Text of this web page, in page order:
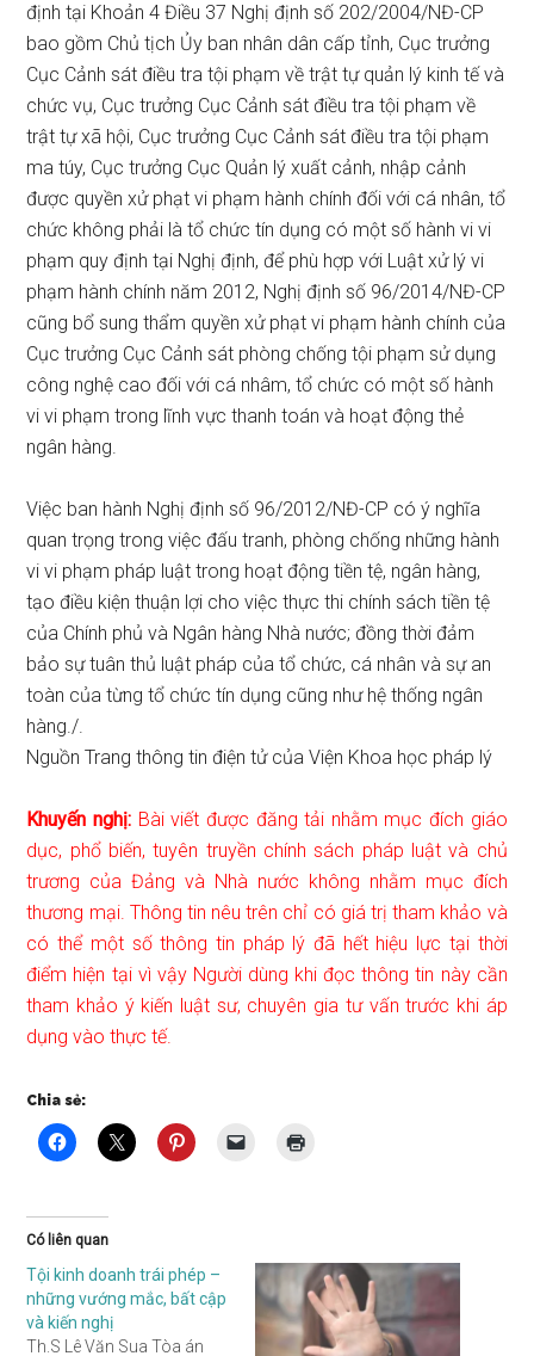
định tại Khoản 4 Điều 37 Nghị định số 202/2004/NĐ-CP
bao gồm Chủ tịch Ủy ban nhân dân cấp tỉnh, Cục trưởng
Cục Cảnh sát điều tra tội phạm về trật tự quản lý kinh tế và
chức vụ, Cục trưởng Cục Cảnh sát điều tra tội phạm về
trật tự xã hội, Cục trưởng Cục Cảnh sát điều tra tội phạm
ma túy, Cục trưởng Cục Quản lý xuất cảnh, nhập cảnh
được quyền xử phạt vi phạm hành chính đối với cá nhân, tổ
chức không phải là tổ chức tín dụng có một số hành vi vi
phạm quy định tại Nghị định, để phù hợp với Luật xử lý vi
phạm hành chính năm 2012, Nghị định số 96/2014/NĐ-CP
cũng bổ sung thẩm quyền xử phạt vi phạm hành chính của
Cục trưởng Cục Cảnh sát phòng chống tội phạm sử dụng
công nghệ cao đối với cá nhâm, tổ chức có một số hành
vi vi phạm trong lĩnh vực thanh toán và hoạt động thẻ
ngân hàng.
Việc ban hành Nghị định số 96/2012/NĐ-CP có ý nghĩa
quan trọng trong việc đấu tranh, phòng chống những hành
vi vi phạm pháp luật trong hoạt động tiền tệ, ngân hàng,
tạo điều kiện thuận lợi cho việc thực thi chính sách tiền tệ
của Chính phủ và Ngân hàng Nhà nước; đồng thời đảm
bảo sự tuân thủ luật pháp của tổ chức, cá nhân và sự an
toàn của từng tổ chức tín dụng cũng như hệ thống ngân
hàng./.
Nguồn Trang thông tin điện tử của Viện Khoa học pháp lý
Khuyến nghị: Bài viết được đăng tải nhằm mục đích giáo
dục, phổ biến, tuyên truyền chính sách pháp luật và chủ
trương của Đảng và Nhà nước không nhằm mục đích
thương mại. Thông tin nêu trên chỉ có giá trị tham khảo và
có thể một số thông tin pháp lý đã hết hiệu lực tại thời
điểm hiện tại vì vậy Người dùng khi đọc thông tin này cần
tham khảo ý kiến luật sư, chuyên gia tư vấn trước khi áp
dụng vào thực tế.
Chia sẻ:
Có liên quan
Tội kinh doanh trái phép –
những vướng mắc, bất cập
và kiến nghị
Th.S Lê Văn Sua Tòa án